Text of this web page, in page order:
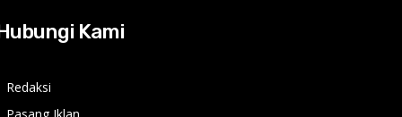
Kami
Redaksi